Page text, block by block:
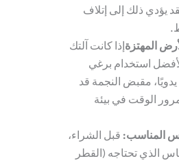
يؤدي ذلك إلى إتلاف
المهتزةإذا كانت آلتك
استخدام برغي
مقبض النجمة قد
الوقت في بيئة
المناسب: قبل الشراء،
الذي تحتاجه (القطر